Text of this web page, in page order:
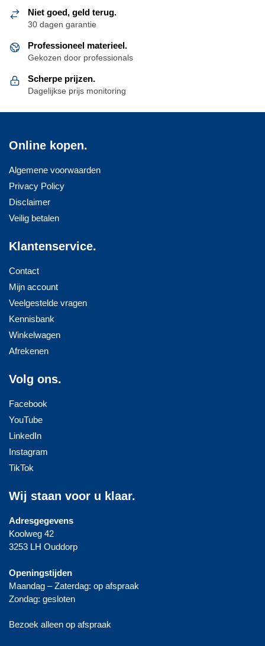
op
productpagina
Niet goed, geld terug.
30 dagen garantie
Professioneel materieel.
Gekozen door professionals
Scherpe prijzen.
Dagelijkse prijs monitoring
Online kopen.
Algemene voorwaarden
Privacy Policy
Disclaimer
Veilig betalen
Klantenservice.
Contact
Mijn account
Veelgestelde vragen
Kennisbank
Winkelwagen
Afrekenen
Volg ons.
Facebook
YouTube
LinkedIn
Instagram
TikTok
Wij staan voor u klaar.
Adresgegevens
Koolweg 42
3253 LH Ouddorp
Openingstijden
Maandag – Zaterdag: op afspraak
Zondag: gesloten
Bezoek alleen op afspraak